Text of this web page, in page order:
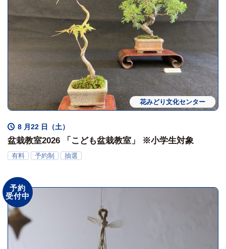
ワークショップ
花みどり文化センター
8 月22 日（土）
盆栽教室2026 「こども盆栽教室」 ※小学生対象
有料 予約制 抽選
予約
受付中